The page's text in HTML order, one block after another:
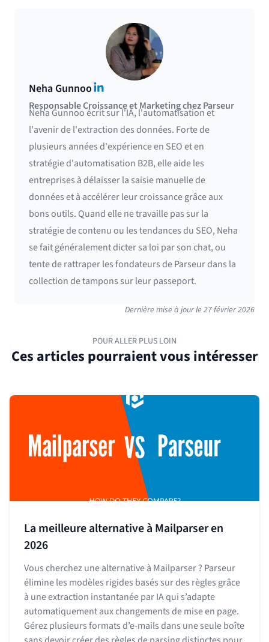
Neha GunnooLinkedIn
Responsable Croissance et Marketing chez Parseur
Neha Gunnoo écrit sur l'IA, l'automatisation et
l'avenir de l'extraction des données. Forte de
plusieurs années d'expérience en SEO et en
stratégie d'automatisation B2B, elle aide les
entreprises à délaisser la saisie manuelle de
données et à accélérer leur croissance grâce aux
bons outils. Quand elle ne travaille pas sur la
stratégie de contenu ou les tendances du SEO, Neha
se fait généralement dicter sa loi par son chat, ou
tente de rattraper les fondateurs de Parseur dans la
collection de tampons sur leur passeport.
Dernière mise à jour le27 février 2026
POUR ALLER PLUS LOIN
Ces articles pourraient vous intéresser
La meilleure alternative à Mailparser en
2026
Vous cherchez une alternative à Mailparser ? Parseur
élimine les modèles rigides basés sur des règles grâce
à une extraction instantanée par IA qui s’adapte
automatiquement aux changements de mise en page.
Gérez plusieurs formats d’e-mails dans une seule boîte